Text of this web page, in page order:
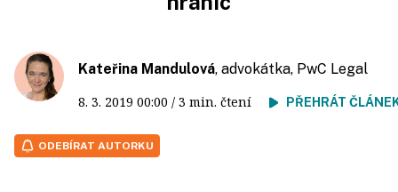
Kateřina Mandulová, advokátka, PwC Legal
8. 3. 2019 00:00 / 3 min. čtení PŘEHRÁT
ODEBÍRAT AUTORKU